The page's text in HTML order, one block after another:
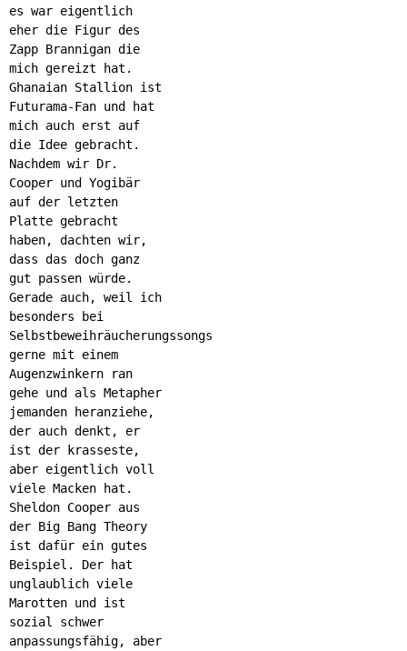
es war eigentlich
eher die Figur des
Zapp Brannigan die
mich gereizt hat.
Ghanaian Stallion ist
Futurama-Fan und hat
mich auch erst auf
die Idee gebracht.
Nachdem wir Dr.
Cooper und Yogibär
auf der letzten
Platte gebracht
haben, dachten wir,
dass das doch ganz
gut passen würde.
Gerade auch, weil ich
besonders bei
Selbstbeweihräucherungssongs
gerne mit einem
Augenzwinkern ran
gehe und als Metapher
jemanden heranziehe,
der auch denkt, er
ist der krasseste,
aber eigentlich voll
viele Macken hat.
Sheldon Cooper aus
der Big Bang Theory
ist dafür ein gutes
Beispiel. Der hat
unglaublich viele
Marotten und ist
sozial schwer
anpassungsfähig, aber